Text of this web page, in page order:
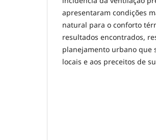
apresentaram condições
natural para o conforto
resultados encontrados,
planejamento urbano que
locais e aos preceitos de